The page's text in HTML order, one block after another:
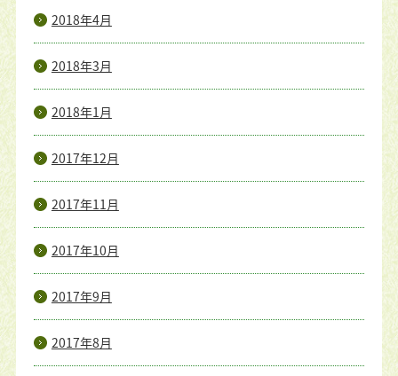
2018年4月
2018年3月
2018年1月
2017年12月
2017年11月
2017年10月
2017年9月
2017年8月